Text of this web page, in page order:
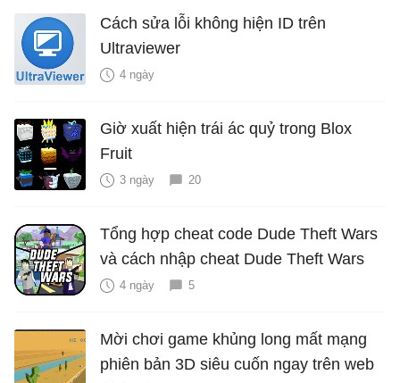
Cách sửa lỗi không hiện ID trên
Ultraviewer
4 ngày
Giờ xuất hiện trái ác quỷ trong Blox
Fruit
3 ngày 20
Tổng hợp cheat code Dude Theft Wars
và cách nhập cheat Dude Theft Wars
4 ngày 5
Mời chơi game khủng long mất mạng
phiên bản 3D siêu cuốn ngay trên web